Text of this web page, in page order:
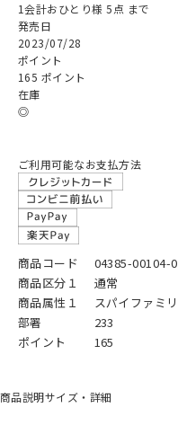
1会計おひとり様 5点 まで
発売日
2023/07/28
ポイント
165 ポイント
在庫
◎
ご利用可能なお支払方法
商品コード
04385-00104-
商品区分１
通常
商品属性１
スパイファミ
部署
233
ポイント
165
商品説明サイズ・詳細